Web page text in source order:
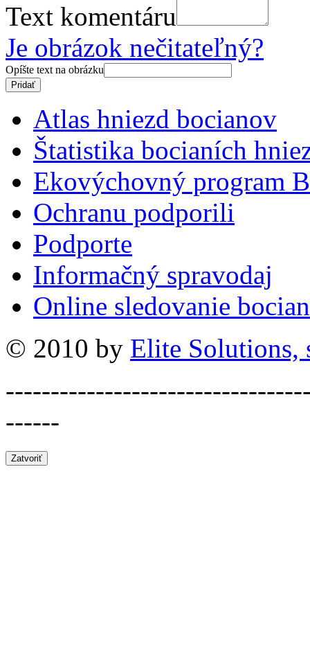
Text komentáru
Je obrázok nečitateľný?
Opíšte text na obrázku
Atlas hniezd bocianov
Štatistika bocianích
Ekovýchovný program
Ochranu podporili
Podporte
Informačný spravodaj
Online sledovanie
© 2010 by Elite Solutions,
------